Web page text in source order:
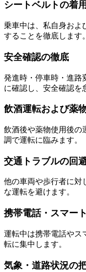
シートベルトの着用
乗車中は、私自身およ
することを徹底します。
安全確認の徹底
発進時・停車時・進路
に確認し、安全確認を
飲酒運転および薬
飲酒後や薬物使用後の
調で運転に臨みます。
交通トラブルの回
他の車両や歩行者に対
な運転を避けます。
携帯電話・スマー
運転中は携帯電話やス
転に集中します。
気象・道路状況の